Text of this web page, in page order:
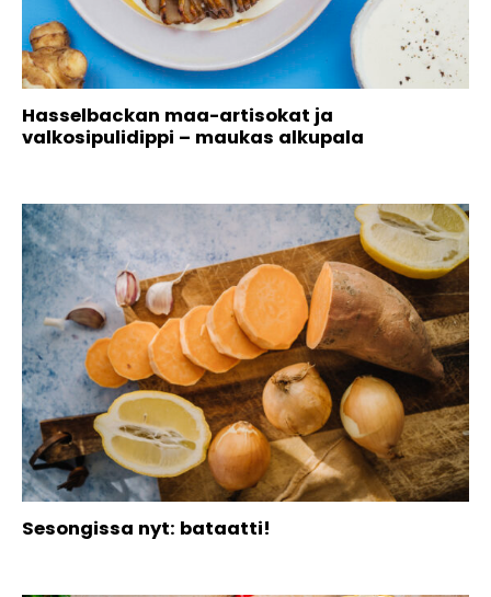
Hasselbackan maa-artisokat ja
valkosipulidippi – maukas alkupala
Sesongissa nyt: bataatti!